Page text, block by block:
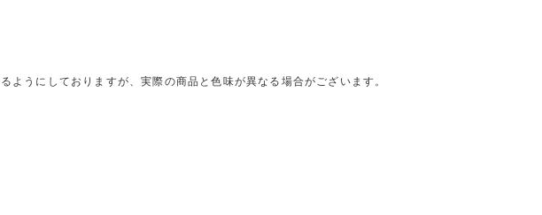
うにしておりますが、実際の商品と色味が異なる場合がございます。